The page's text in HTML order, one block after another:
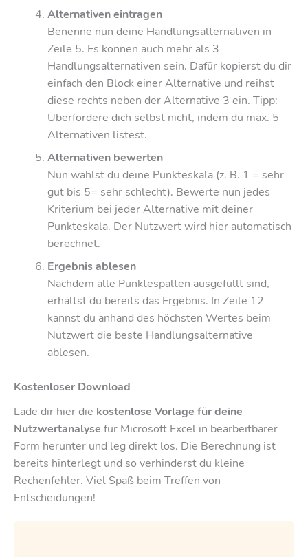
Alternativen eintragen
Benenne nun deine Handlungsalternativen in
Zeile 5. Es können auch mehr als 3
Handlungsalternativen sein. Dafür kopierst du dir
einfach den Block einer Alternative und reihst
diese rechts neben der Alternative 3 ein. Tipp:
Überfordere dich selbst nicht, indem du max. 5
Alternativen listest.
Alternativen bewerten
Nun wählst du deine Punkteskala (z. B. 1 = sehr
gut bis 5= sehr schlecht). Bewerte nun jedes
Kriterium bei jeder Alternative mit deiner
Punkteskala. Der Nutzwert wird hier automatisch
berechnet.
Ergebnis ablesen
Nachdem alle Punktespalten ausgefüllt sind,
erhältst du bereits das Ergebnis. In Zeile 12
kannst du anhand des höchsten Wertes beim
Nutzwert die beste Handlungsalternative
ablesen.
Kostenloser Download
Lade dir hier die kostenlose Vorlage für deine
Nutzwertanalyse für Microsoft Excel in bearbeitbarer
Form herunter und leg direkt los. Die Berechnung ist
bereits hinterlegt und so verhinderst du kleine
Rechenfehler. Viel Spaß beim Treffen von
Entscheidungen!